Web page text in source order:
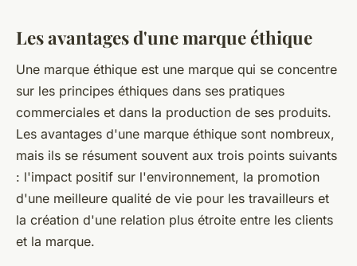
Les avantages d'une marque éthique
Une marque éthique est une marque qui se concentre
sur les principes éthiques dans ses pratiques
commerciales et dans la production de ses produits.
Les avantages d'une marque éthique sont nombreux,
mais ils se résument souvent aux trois points suivants
: l'impact positif sur l'environnement, la promotion
d'une meilleure qualité de vie pour les travailleurs et
la création d'une relation plus étroite entre les clients
et la marque.